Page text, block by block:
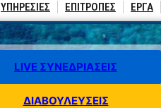
ΥΠΗΡΕΣΙΕΣ ΕΠΙΤΡΟΠΕΣ ΕΡΓΑ
LIVE ΣΥΝΕΔΡΙΑΣΕΙΣ
ΔΙΑΒΟΥΛΕΥΣΕΙΣ